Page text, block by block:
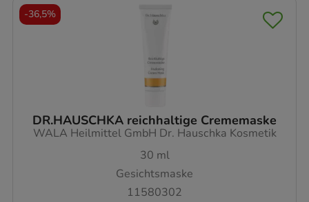
DR.HAUSCHKA reichhaltige Crememaske
WALA Heilmittel GmbH Dr. Hauschka Kosmetik
30 ml
Gesichtsmaske
11580302
-36,5%